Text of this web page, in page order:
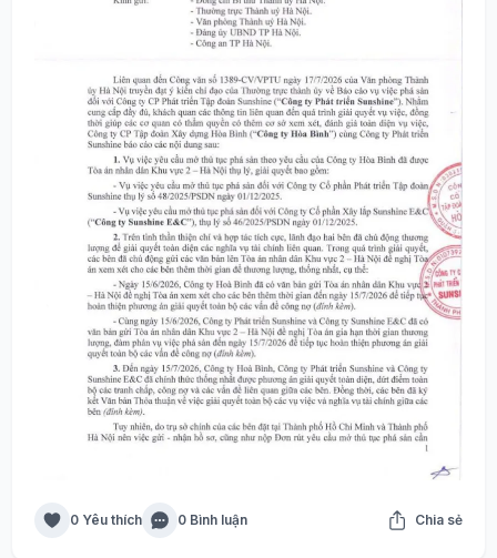
0 Yêu thích 0 Bình luận Chia sẻ